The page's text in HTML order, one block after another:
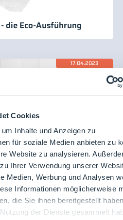
Cookies
Inhalte und Anzeigen zu
für soziale Medien anbieten zu
Website zu analysieren.
Ihrer Verwendung unserer
Medien, Werbung und Analysen
Informationen möglicherweise
die Sie ihnen bereitgestellt
der Dienste gesammelt
die Eco-Ausführung
17.04.2023
Mopps